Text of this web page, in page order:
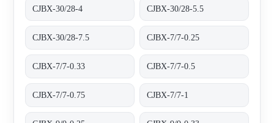
CJBX-30/28-4 CJBX-30/28-5.5
CJBX-30/28-7.5 CJBX-7/7-0.25
CJBX-7/7-0.33 CJBX-7/7-0.5
CJBX-7/7-0.75 CJBX-7/7-1